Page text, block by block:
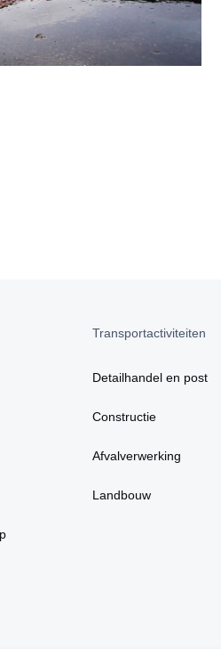
Transportactiviteiten
Detailhandel en post
Constructie
Afvalverwerking
Landbouw